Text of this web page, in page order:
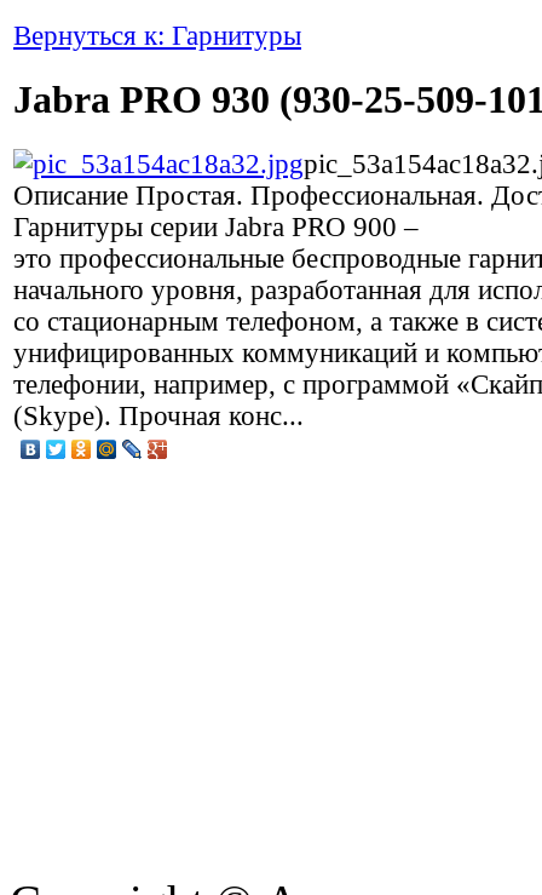
Вернуться к: Гарнитуры
Jabra PRO 930 (930-25-509-
Описание Простая. Профессиональная.
Гарнитуры серии Jabra PRO 900 –
это профессиональные беспроводные
начального уровня, разработанная для
со стационарным телефоном, а также в
унифицированных коммуникаций и
телефонии, например, с программой
(Skype). Прочная конс...